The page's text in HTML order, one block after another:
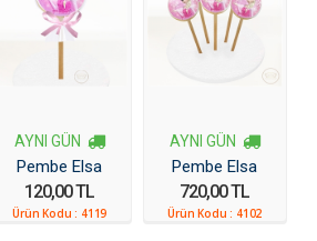
AYNI GÜN
Pembe Elsa
Resimli Kurabiye
120,00 TL
Ürün Kodu : 4119
AYNI GÜN
Pembe Elsa
Resimli Kurabiye
720,00 TL
Ürün Kodu : 4102